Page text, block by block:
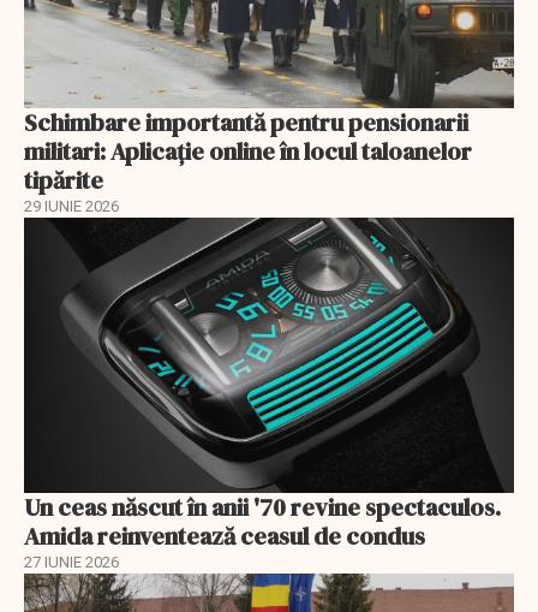
Schimbare importantă pentru pensionarii
militari: Aplicaţie online în locul taloanelor
tipărite
29 IUNIE 2026
Un ceas născut în anii '70 revine spectaculos.
Amida reinventează ceasul de condus
27 IUNIE 2026